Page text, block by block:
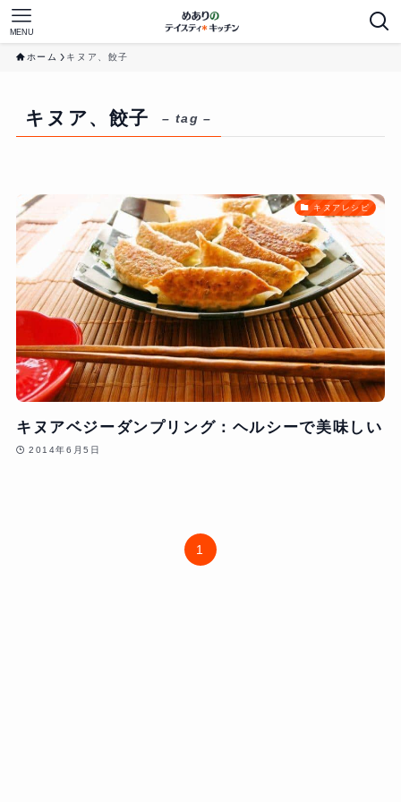
MENU
ホーム キヌア、餃子
キヌア、餃子 – tag –
キヌアレシピ
キヌアベジーダンプリング：ヘルシーで美味しい
2014年6月5日
1